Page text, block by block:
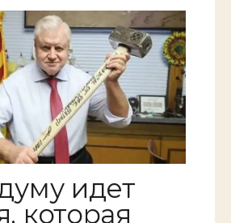
идет
которая